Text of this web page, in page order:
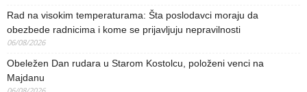
Rad na visokim temperaturama: Šta poslodavci moraju da
obezbede radnicima i kome se prijavljuju nepravilnosti
06/08/2026
Obeležen Dan rudara u Starom Kostolcu, položeni venci na
Majdanu